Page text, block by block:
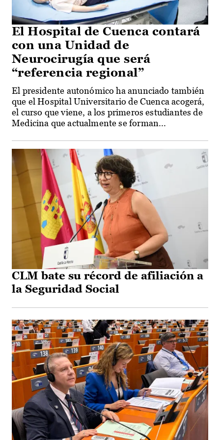
El Hospital de Cuenca contará
con una Unidad de
Neurocirugía que será
“referencia regional”
El presidente autonómico ha anunciado también
que el Hospital Universitario de Cuenca acogerá,
el curso que viene, a los primeros estudiantes de
Medicina que actualmente se forman...
CLM bate su récord de afiliación a
la Seguridad Social